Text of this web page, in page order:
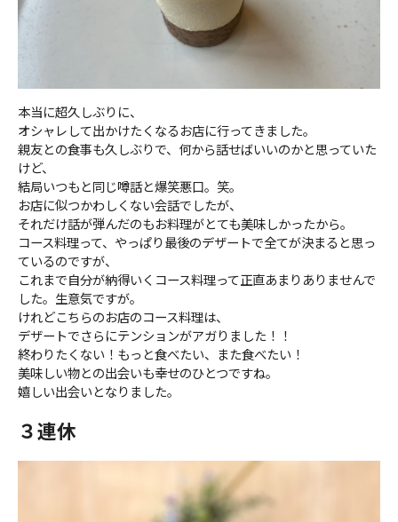
本当に超久しぶりに、
オシャレして出かけたくなるお店に行ってきました。
親友との食事も久しぶりで、何から話せばいいのかと思っていた
けど、
結局いつもと同じ噂話と爆笑悪口。笑。
お店に似つかわしくない会話でしたが、
それだけ話が弾んだのもお料理がとても美味しかったから。
コース料理って、やっぱり最後のデザートで全てが決まると思っ
ているのですが、
これまで自分が納得いくコース料理って正直あまりありませんで
した。生意気ですが。
けれどこちらのお店のコース料理は、
デザートでさらにテンションがアガりました！！
終わりたくない！もっと食べたい、また食べたい！
美味しい物との出会いも幸せのひとつですね。
嬉しい出会いとなりました。
３連休